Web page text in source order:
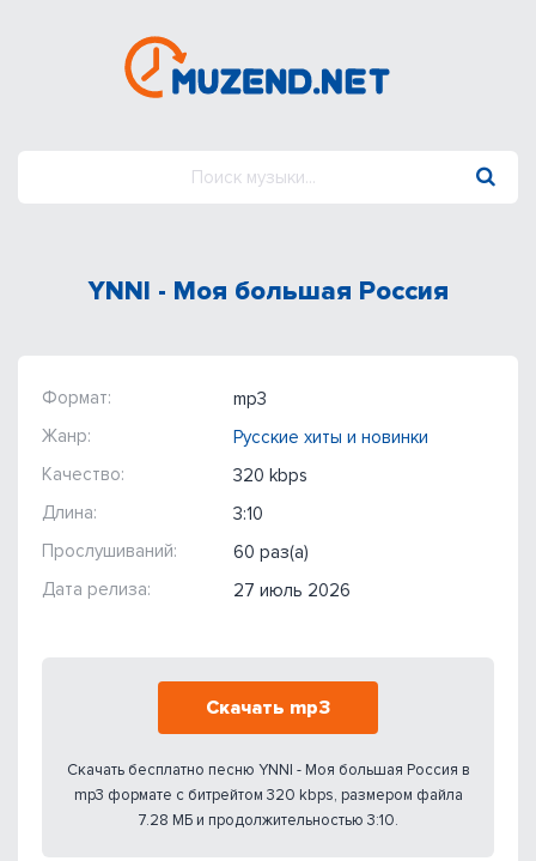
YNNI - Моя большая Россия
Формат:
mp3
Жанр:
Русские хиты и новинки
Качество:
320 kbps
Длина:
3:10
Прослушиваний:
60 раз(а)
Дата релиза:
27 июль 2026
Скачать mp3
Скачать бесплатно песню YNNI - Моя большая Россия в
mp3 формате с битрейтом 320 kbps, размером файла
7.28 МБ и продолжительностью 3:10.